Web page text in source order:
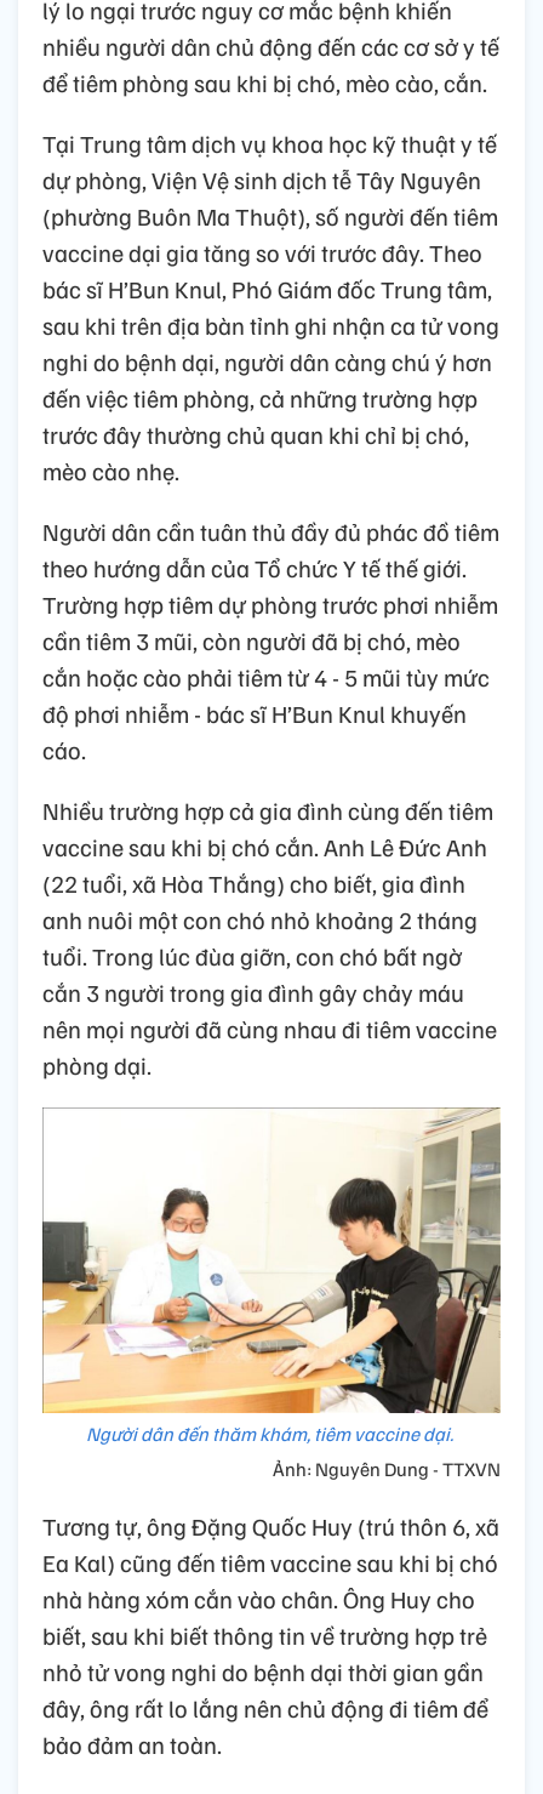
lý lo ngại trước nguy cơ mắc bệnh khiến
nhiều người dân chủ động đến các cơ sở y tế
để tiêm phòng sau khi bị chó, mèo cào, cắn.
Tại Trung tâm dịch vụ khoa học kỹ thuật y tế
dự phòng, Viện Vệ sinh dịch tễ Tây Nguyên
(phường Buôn Ma Thuột), số người đến tiêm
vaccine dại gia tăng so với trước đây. Theo
bác sĩ H’Bun Knul, Phó Giám đốc Trung tâm,
sau khi trên địa bàn tỉnh ghi nhận ca tử vong
nghi do bệnh dại, người dân càng chú ý hơn
đến việc tiêm phòng, cả những trường hợp
trước đây thường chủ quan khi chỉ bị chó,
mèo cào nhẹ.
Người dân cần tuân thủ đầy đủ phác đồ tiêm
theo hướng dẫn của Tổ chức Y tế thế giới.
Trường hợp tiêm dự phòng trước phơi nhiễm
cần tiêm 3 mũi, còn người đã bị chó, mèo
cắn hoặc cào phải tiêm từ 4 - 5 mũi tùy mức
độ phơi nhiễm - bác sĩ H’Bun Knul khuyến
cáo.
Nhiều trường hợp cả gia đình cùng đến tiêm
vaccine sau khi bị chó cắn. Anh Lê Đức Anh
(22 tuổi, xã Hòa Thắng) cho biết, gia đình
anh nuôi một con chó nhỏ khoảng 2 tháng
tuổi. Trong lúc đùa giỡn, con chó bất ngờ
cắn 3 người trong gia đình gây chảy máu
nên mọi người đã cùng nhau đi tiêm vaccine
phòng dại.
Người dân đến thăm khám, tiêm vaccine dại.
Ảnh: Nguyên Dung - TTXVN
Tương tự, ông Đặng Quốc Huy (trú thôn 6, xã
Ea Kal) cũng đến tiêm vaccine sau khi bị chó
nhà hàng xóm cắn vào chân. Ông Huy cho
biết, sau khi biết thông tin về trường hợp trẻ
nhỏ tử vong nghi do bệnh dại thời gian gần
đây, ông rất lo lắng nên chủ động đi tiêm để
bảo đảm an toàn.